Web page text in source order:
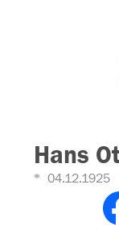
Hans
04.12.1925